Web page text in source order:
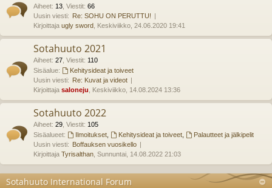
Aiheet: 13 Viestit: 66
Uusin viesti: Re: SOHU ON PERUTTU!
Kirjoittaja ugly sword , Keskiviikko, 24.06.2020 19:41
Sotahuuto 2021
Aiheet: 27 Viestit: 110
Sisäalue:
Kehitysideat ja toiveet
Uusin viesti: Re: Kuvat ja videot
Kirjoittaja saloneju , Keskiviikko, 14.08.2024 13:36
Sotahuuto 2022
Aiheet: 29 Viestit: 105
Sisäalueet:
Ilmoitukset, Kehitysideat ja toiveet,
Palautteet ja jälkipelit
Uusin viesti: Boffauksen vuosikello
Kirjoittaja Tyrisalthan , Sunnuntai, 14.08.2022 21:03
Sotahuuto International Forum